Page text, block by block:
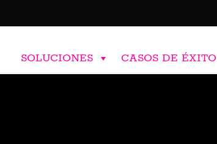
SOLUCIONES CASOS DE ÉXITO